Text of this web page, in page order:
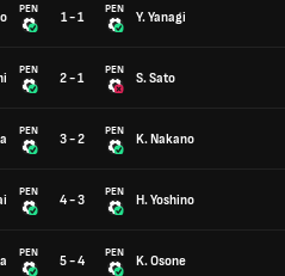
PEN
1 - 1
PEN
Y. Yanagi
PEN
2 - 1
PEN
S. Sato
PEN
3 - 2
PEN
K. Nakano
PEN
4 - 3
PEN
H. Yoshino
PEN
5 - 4
PEN
K. Osone